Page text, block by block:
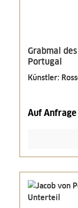
Grabmal
Portugal
Künstler:
Auf Anfrage